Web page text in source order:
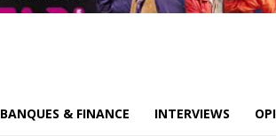
BANQUES & FINANCE INTERVIEWS